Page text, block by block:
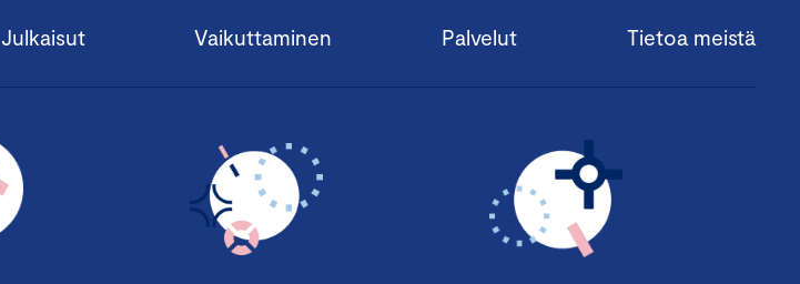
Julkaisut Vaikuttaminen Palvelut Tietoa meistä